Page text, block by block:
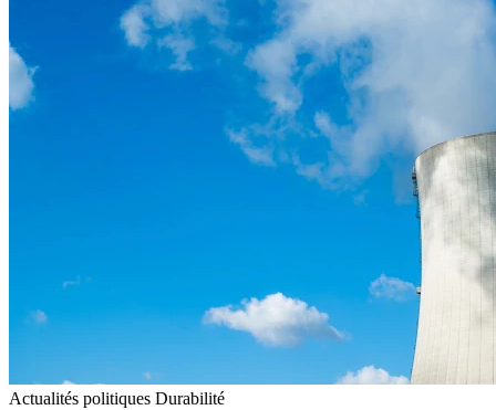
Actualités politiques Durabilité